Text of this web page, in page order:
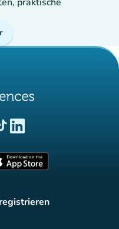
tab)tab)
(new tab)
tab)
tab)